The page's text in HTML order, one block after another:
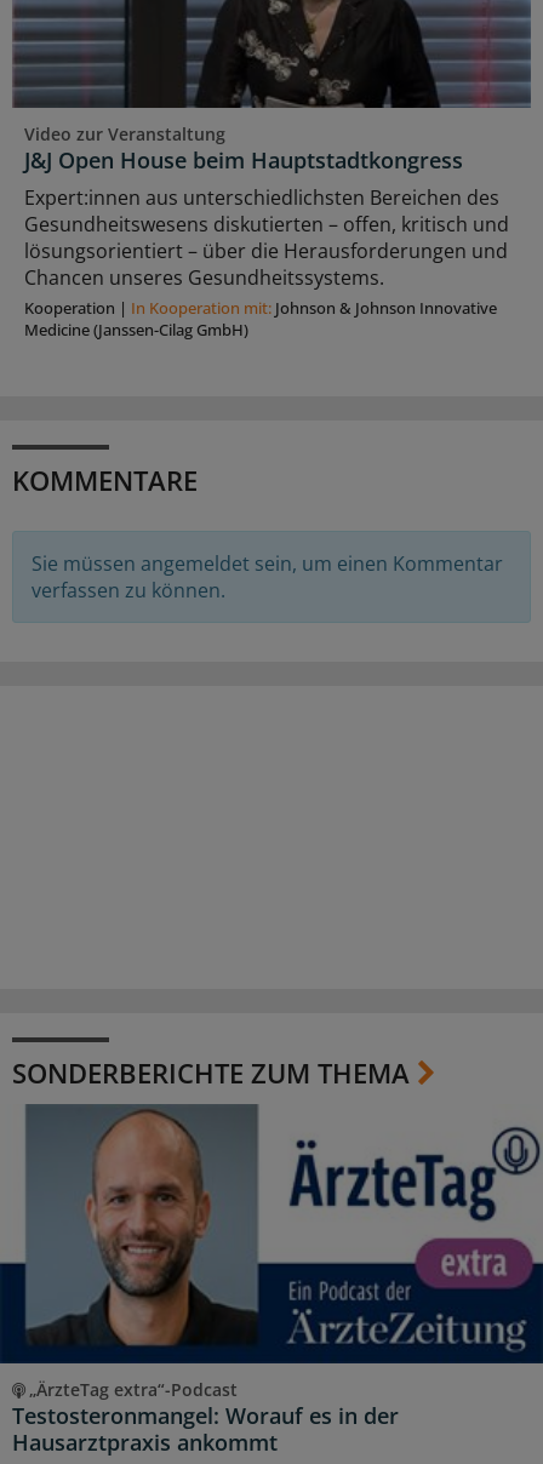
Video zur Veranstaltung
J&J Open House beim Hauptstadtkongress
Expert:innen aus unterschiedlichsten Bereichen des
Gesundheitswesens diskutierten – offen, kritisch und
lösungsorientiert – über die Herausforderungen und
Chancen unseres Gesundheitssystems.
Kooperation | In Kooperation mit: Johnson & Johnson Innovative
Medicine (Janssen-Cilag GmbH)
KOMMENTARE
Sie müssen angemeldet sein, um einen Kommentar
verfassen zu können.
SONDERBERICHTE ZUM THEMA
„ÄrzteTag extra“-Podcast
Testosteronmangel: Worauf es in der
Hausarztpraxis ankommt